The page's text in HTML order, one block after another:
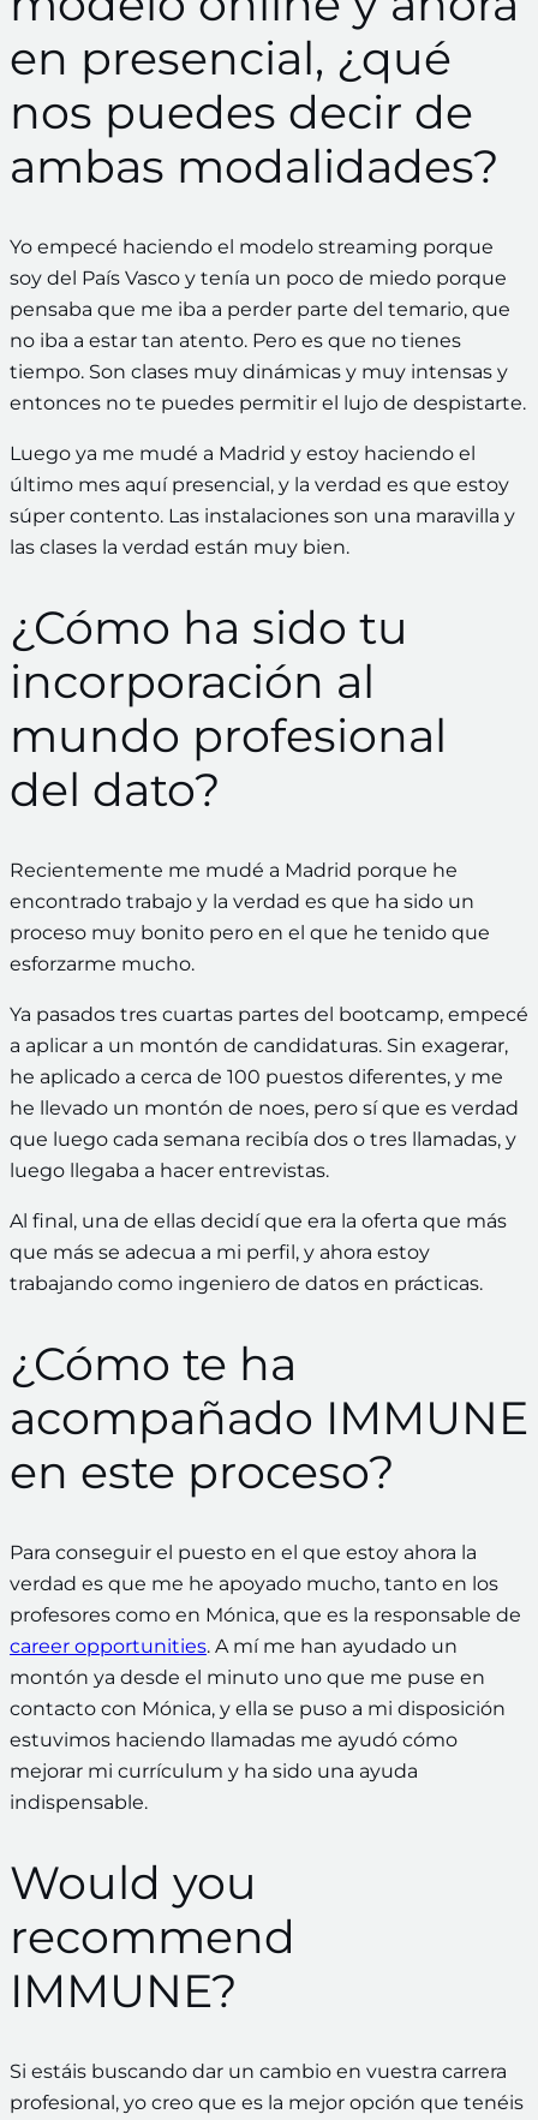
en presencial, ¿qué
nos puedes decir de
ambas modalidades?
Yo empecé haciendo el modelo streaming porque
soy del País Vasco y tenía un poco de miedo porque
pensaba que me iba a perder parte del temario, que
no iba a estar tan atento. Pero es que no tienes
tiempo. Son clases muy dinámicas y muy intensas y
entonces no te puedes permitir el lujo de despistarte.
Luego ya me mudé a Madrid y estoy haciendo el
último mes aquí presencial, y la verdad es que estoy
súper contento. Las instalaciones son una maravilla y
las clases la verdad están muy bien.
¿Cómo ha sido tu
incorporación al
mundo profesional
del dato?
Recientemente me mudé a Madrid porque he
encontrado trabajo y la verdad es que ha sido un
proceso muy bonito pero en el que he tenido que
esforzarme mucho.
Ya pasados tres cuartas partes del bootcamp, empecé
a aplicar a un montón de candidaturas. Sin exagerar,
he aplicado a cerca de 100 puestos diferentes, y me
he llevado un montón de noes, pero sí que es verdad
que luego cada semana recibía dos o tres llamadas, y
luego llegaba a hacer entrevistas.
Al final, una de ellas decidí que era la oferta que más
que más se adecua a mi perfil, y ahora estoy
trabajando como ingeniero de datos en prácticas.
¿Cómo te ha
acompañado IMMUNE
en este proceso?
Para conseguir el puesto en el que estoy ahora la
verdad es que me he apoyado mucho, tanto en los
profesores como en Mónica, que es la responsable de
career opportunities. A mí me han ayudado un
montón ya desde el minuto uno que me puse en
contacto con Mónica, y ella se puso a mi disposición
estuvimos haciendo llamadas me ayudó cómo
mejorar mi currículum y ha sido una ayuda
indispensable.
Would you
recommend
IMMUNE?
Si estáis buscando dar un cambio en vuestra carrera
profesional, yo creo que es la mejor opción que tenéis